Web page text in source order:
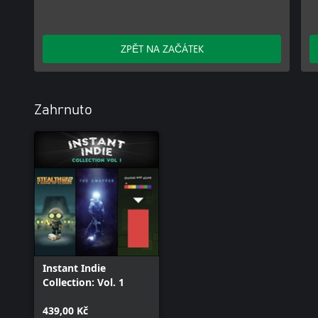
ZPĚT NA ZAČÁTEK
Zahrnuto
Instant Indie
Collection: Vol. 1
439,00 Kč